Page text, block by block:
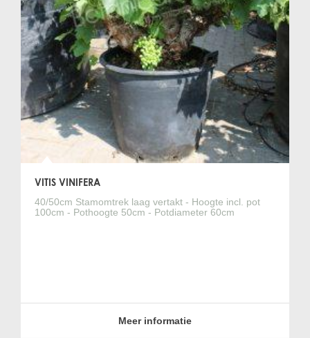
VITIS VINIFERA
40/50cm Stamomtrek laag vertakt - Hoogte incl. pot
100cm - Pothoogte 50cm - Potdiameter 60cm
Meer informatie